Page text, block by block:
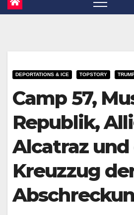
DEPORTATIONS & ICE TOPSTORY
Camp 57,
Republik,
Alcatraz
Kreuzzug